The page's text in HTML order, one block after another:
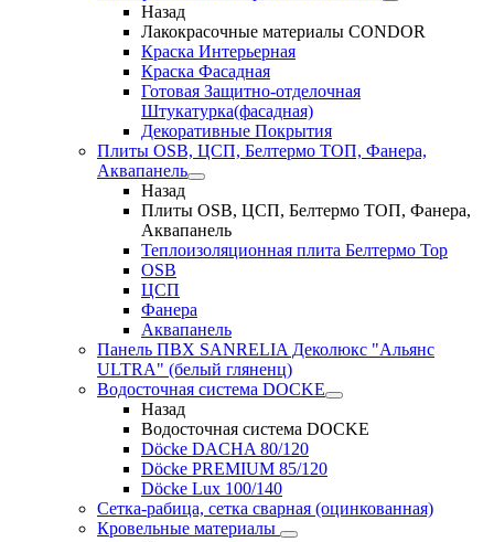
Назад
Лакокрасочные материалы CONDOR
Краска Интерьерная
Краска Фасадная
Готовая Защитно-отделочная
Штукатурка(фасадная)
Декоративные Покрытия
Плиты OSB, ЦСП, Белтермо ТОП, Фанера,
Аквапанель
Назад
Плиты OSB, ЦСП, Белтермо ТОП, Фанера,
Аквапанель
Теплоизоляционная плита Белтермо Top
OSB
ЦСП
Фанера
Аквапанель
Панель ПВХ SANRELIA Деколюкс "Альянс
ULTRA" (белый гляненц)
Водосточная система DOCKE
Назад
Водосточная система DOCKE
Döсkе DACHA 80/120
Döcke PREMIUM 85/120
Döсkе Luх 100/140
Сетка-рабица, сетка сварная (оцинкованная)
Кровельные материалы